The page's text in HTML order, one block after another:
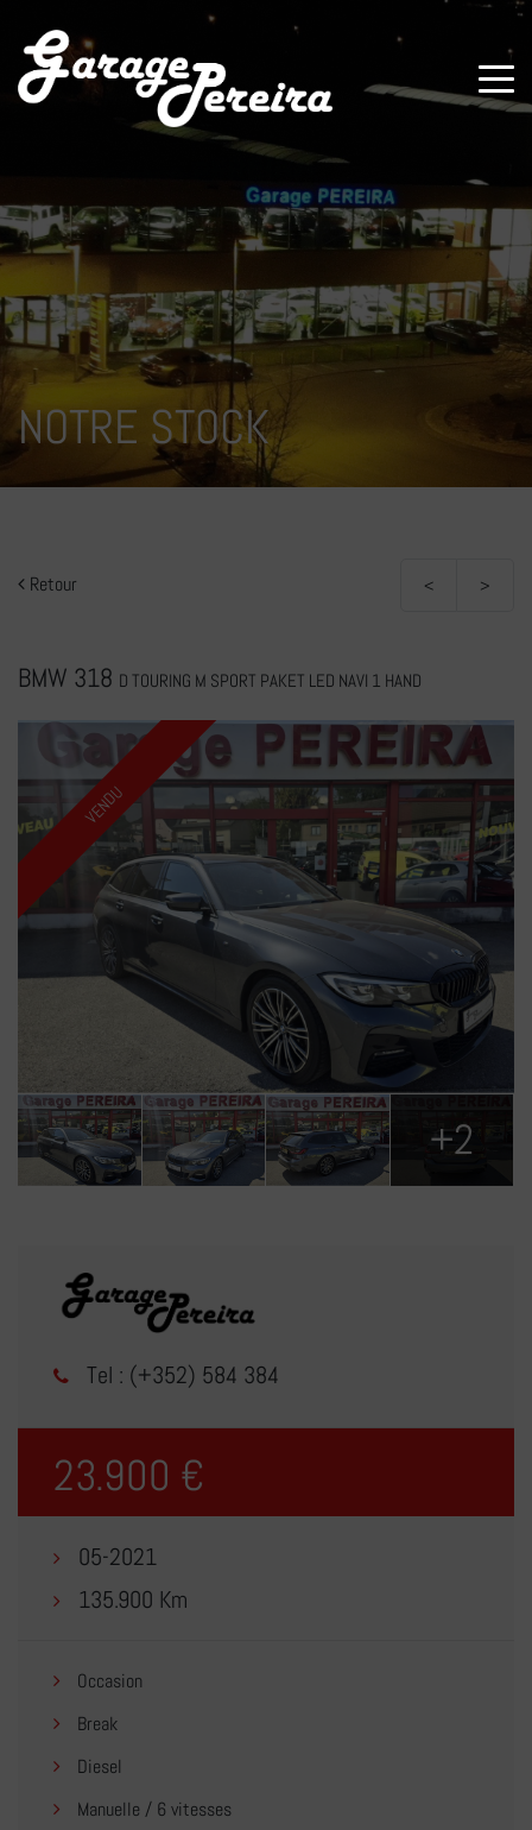
NOTRE STOCK
Retour < >
BMW 318 D TOURING M SPORT PAKET LED NAVI 1 HAND
VENDU
+2
Tel : (+352) 584 384
23.900 €
05-2021
135.900 Km
Occasion
Break
Diesel
Manuelle / 6 vitesses
Paramètres avancés des cookies